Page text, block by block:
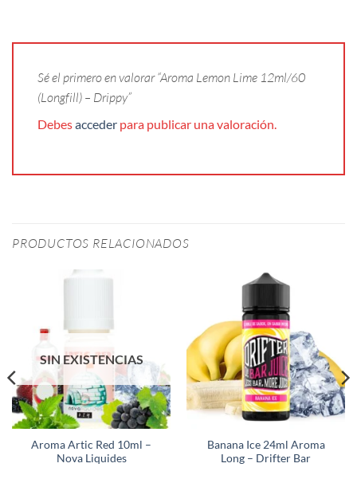
Sé el primero en valorar “Aroma Lemon Lime 12ml/60
(Longfill) – Drippy”
Debesacceder para publicar una valoración.
PRODUCTOS RELACIONADOS
SIN EXISTENCIAS
Aroma Artic Red 10ml –
Nova Liquides
Banana Ice 24ml Aroma
Long – Drifter Bar